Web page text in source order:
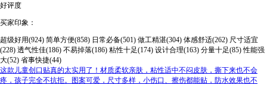
好评度
买家印象：
超级好用(924) 简单方便(858) 日常必备(501) 做工精湛(304) 体感舒适(262) 尺寸适宜
(228) 透气性佳(186) 不易掉落(186) 粘性十足(174) 设计合理(163) 分量十足(85) 性能强
大(52) 省事快捷(44)
这款儿童创口贴真的太实用了！材质柔软亲肤，粘性适中不闷皮肤，撕下来也不会
疼，孩子完全不抗拒。图案可爱，尺寸多样，小伤口、擦伤都能贴，防水效果也不